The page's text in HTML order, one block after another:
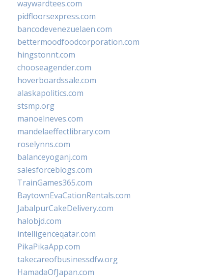
waywardtees.com
pidfloorsexpress.com
bancodevenezuelaen.com
bettermoodfoodcorporation.com
hingstonnt.com
chooseagender.com
hoverboardssale.com
alaskapolitics.com
stsmp.org
manoelneves.com
mandelaeffectlibrary.com
roselynns.com
balanceyoganj.com
salesforceblogs.com
TrainGames365.com
BaytownEvaCationRentals.com
JabalpurCakeDelivery.com
halobjd.com
intelligenceqatar.com
PikaPikaApp.com
takecareofbusinessdfw.org
HamadaOfJapan.com